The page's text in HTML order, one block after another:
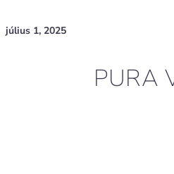
július 1, 2025
PURA